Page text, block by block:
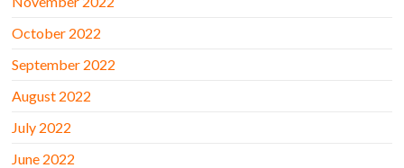
October 2022
September 2022
August 2022
July 2022
June 2022